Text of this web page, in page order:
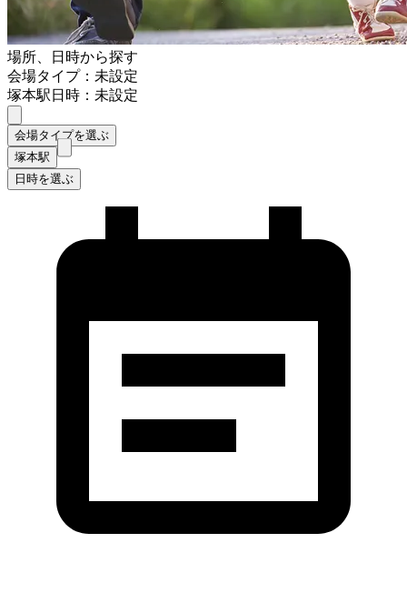
場所、日時から探す
会場タイプ：未設定
塚本駅日時：未設定
会場タイプを選ぶ
塚本駅
日時を選ぶ